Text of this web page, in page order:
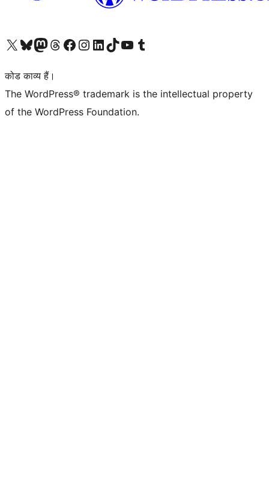
Visit our X (formerly Twitter) account
हमारे बलुस्की खाते पर जाएँVisit our Mastodon account
हमारे थ्रेड्स अकाउंट पर जाएंहमारे फेसबुक पेज पर जाएँहमारे इंस्टाग्राम अकाउंट पर जाएंहमारे लिंक्डइन खाते पर जाएँहमारे टिकटॉक खाते पर जाएँहमारे यूट्यूब चैनल पर जाएंहमारे Tumblr खाते पर जाएँ
कोड काव्य हैं।
The WordPress® trademark is the intellectual property
of the WordPress Foundation.